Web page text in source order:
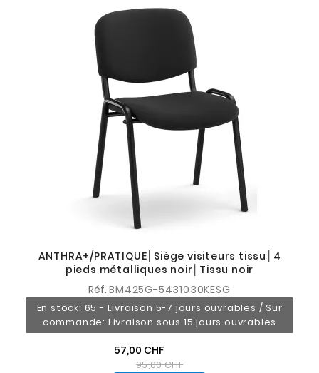
ANTHRA+/PRATIQUE│Siège visiteurs tissu│4
pieds métalliques noir│Tissu noir
Réf.BM425G-5431030KESG
En stock: 65 - Livraison 5-7 jours ouvrables / Sur
commande: Livraison sous 15 jours ouvrables
57,00 CHF
95,00 CHF